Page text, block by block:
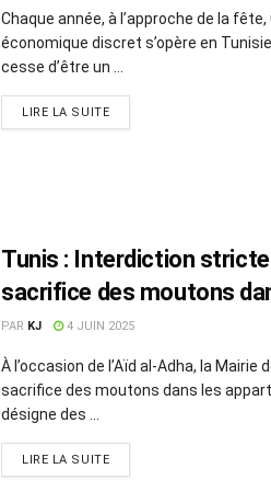
Chaque année, à l’approche de la
économique discret s’opère en
cesse d’être un ...
LIRE LA SUITE
Tunis : Interdiction
sacrifice des moutons
appartements
PAR KJ 4 JUIN 2025
À l’occasion de l’Aïd al-Adha, la Mairie
sacrifice des moutons dans les
désigne des ...
LIRE LA SUITE